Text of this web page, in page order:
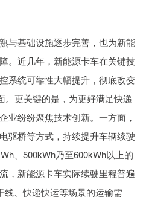
与基础设施逐步完善，也为新能
。近几年，新能源卡车在关键技
系统可靠性大幅提升，彻底改变
。更关键的是，为更好满足快递
业纷纷聚焦技术创新。一方面，
驱桥等方式，持续提升车辆续驶
、500kWh乃至600kWh以上的
，新能源卡车实际续驶里程普遍
线、快递快运等场景的运输需